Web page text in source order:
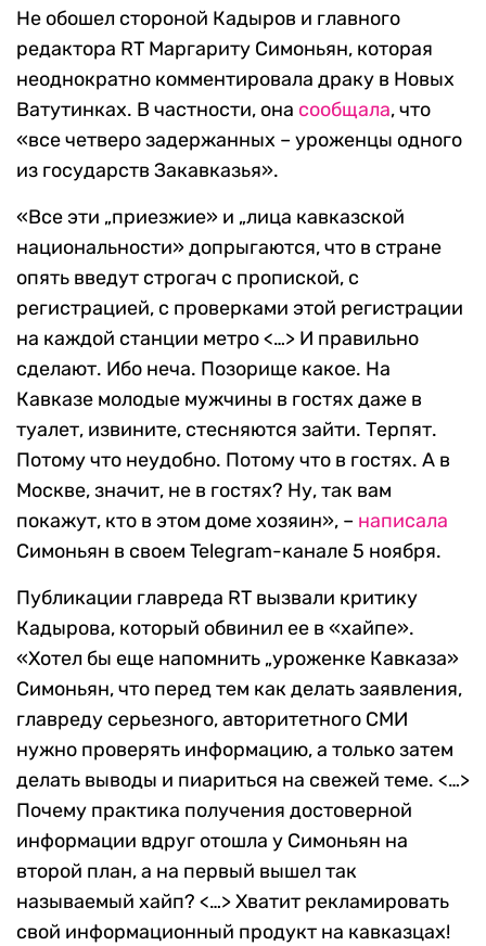
Не обошел стороной Кадыров и главного
редактора RT Маргариту Симоньян, которая
неоднократно комментировала драку в Новых
Ватутинках. В частности, она сообщала, что
«все четверо задержанных – уроженцы одного
из государств Закавказья».
«Все эти „приезжие» и „лица кавказской
национальности» допрыгаются, что в стране
опять введут строгач с пропиской, с
регистрацией, с проверками этой регистрации
на каждой станции метро <…> И правильно
сделают. Ибо неча. Позорище какое. На
Кавказе молодые мужчины в гостях даже в
туалет, извините, стесняются зайти. Терпят.
Потому что неудобно. Потому что в гостях. А в
Москве, значит, не в гостях? Ну, так вам
покажут, кто в этом доме хозяин», – написала
Симоньян в своем Telegram-канале 5 ноября.
Публикации главреда RT вызвали критику
Кадырова, который обвинил ее в «хайпе».
«Хотел бы еще напомнить „уроженке Кавказа»
Симоньян, что перед тем как делать заявления,
главреду серьезного, авторитетного СМИ
нужно проверять информацию, а только затем
делать выводы и пиариться на свежей теме. <…>
Почему практика получения достоверной
информации вдруг отошла у Симоньян на
второй план, а на первый вышел так
называемый хайп? <…> Хватит рекламировать
свой информационный продукт на кавказцах!